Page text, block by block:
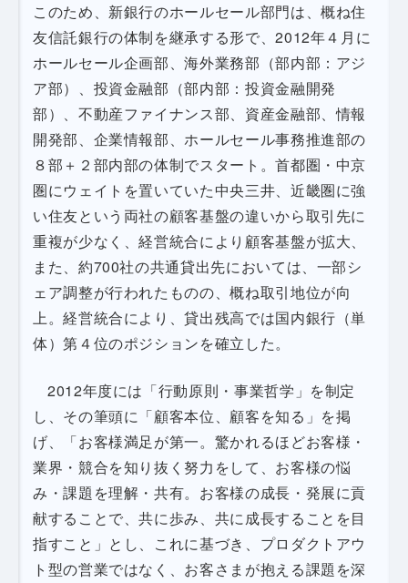
このため、新銀行のホールセール部門は、概ね住
友信託銀行の体制を継承する形で、2012年４月に
ホールセール企画部、海外業務部（部内部：アジ
ア部）、投資金融部（部内部：投資金融開発
部）、不動産ファイナンス部、資産金融部、情報
開発部、企業情報部、ホールセール事務推進部の
８部＋２部内部の体制でスタート。首都圏・中京
圏にウェイトを置いていた中央三井、近畿圏に強
い住友という両社の顧客基盤の違いから取引先に
重複が少なく、経営統合により顧客基盤が拡大、
また、約700社の共通貸出先においては、一部シ
ェア調整が行われたものの、概ね取引地位が向
上。経営統合により、貸出残高では国内銀行（単
体）第４位のポジションを確立した。
2012年度には「行動原則・事業哲学」を制定
し、その筆頭に「顧客本位、顧客を知る」を掲
げ、「お客様満足が第一。驚かれるほどお客様・
業界・競合を知り抜く努力をして、お客様の悩
み・課題を理解・共有。お客様の成長・発展に貢
献することで、共に歩み、共に成長することを目
指すこと」とし、これに基づき、プロダクトアウ
ト型の営業ではなく、お客さまが抱える課題を深